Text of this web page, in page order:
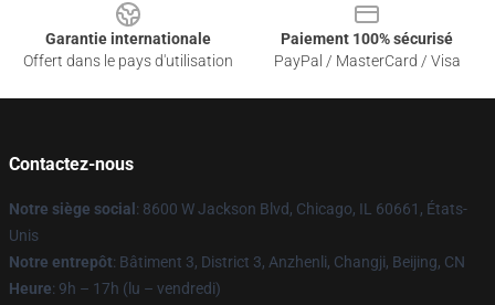
Garantie internationale
Offert dans le pays d'utilisation
Paiement 100% sécurisé
PayPal / MasterCard / Visa
Contactez-nous
Notre siège social : 8600 W Jackson Blvd, Chicago, IL 60661, États-
Unis
Notre entrepôt: Bâtiment 3, District 3, Anzhenli, Changji, Beijing, CN
Heure: 9h – 17h (lu – vendredi)